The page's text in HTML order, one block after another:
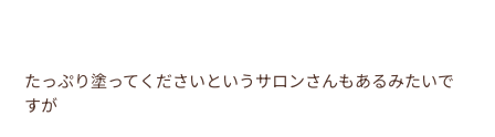
たっぷり塗ってくださいというサロンさんもあるみたいで
すが